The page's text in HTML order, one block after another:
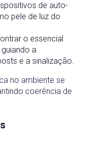
de auto-
pele de luz do
o essencial
a
e a sinalização.
no ambiente se
coerência de